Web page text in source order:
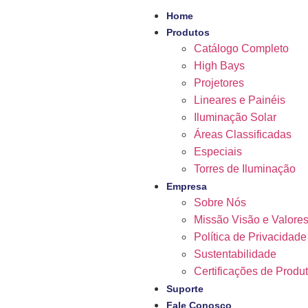
Home
Produtos
Catálogo Completo
High Bays
Projetores
Lineares e Painéis
Iluminação Solar
Áreas Classificadas
Especiais
Torres de Iluminação
Empresa
Sobre Nós
Missão Visão e Valores
Política de Privacidade
Sustentabilidade
Certificações de
Suporte
Fale Conosco